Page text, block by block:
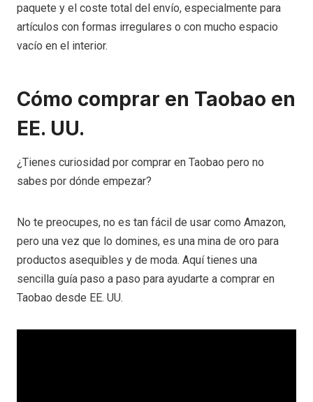
paquete y el coste total del envío, especialmente para
artículos con formas irregulares o con mucho espacio
vacío en el interior.
Cómo comprar en Taobao en
EE. UU.
¿Tienes curiosidad por comprar en Taobao pero no
sabes por dónde empezar?
No te preocupes, no es tan fácil de usar como Amazon,
pero una vez que lo domines, es una mina de oro para
productos asequibles y de moda. Aquí tienes una
sencilla guía paso a paso para ayudarte a comprar en
Taobao desde EE. UU.